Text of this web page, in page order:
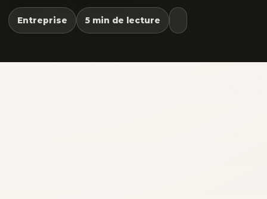
Entreprise 5 min de lecture